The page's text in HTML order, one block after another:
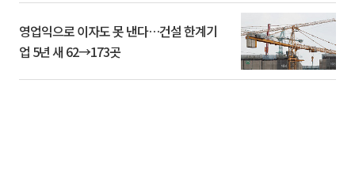
영업익으로 이자도 못 낸다…건설 한계기
업 5년 새 62→173곳